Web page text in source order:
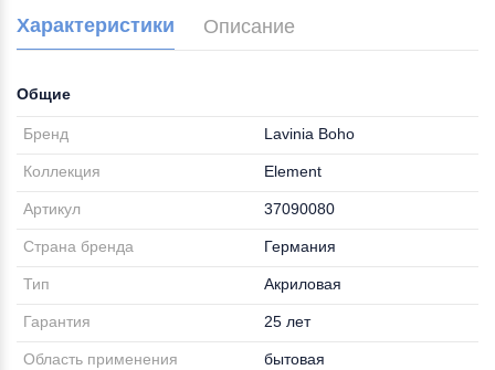
Характеристики Описание
Общие
Бренд Lavinia Boho
Коллекция Element
Артикул 37090080
Страна бренда Германия
Тип Акриловая
Гарантия 25 лет
Область применения бытовая